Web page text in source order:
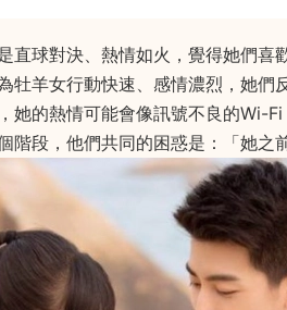
直球對決、熱情如火，覺得她們喜
牡羊女行動快速、感情濃烈，她們
她的熱情可能會像訊號不良的Wi-
階段，他們共同的困惑是：「她之